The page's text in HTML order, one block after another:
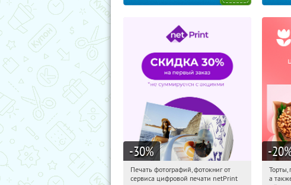
-30%
17:19:15 Получили:
Печать фотографий, фотокниг от
сервиса цифровой печати netPrint
-20
Торты,
а